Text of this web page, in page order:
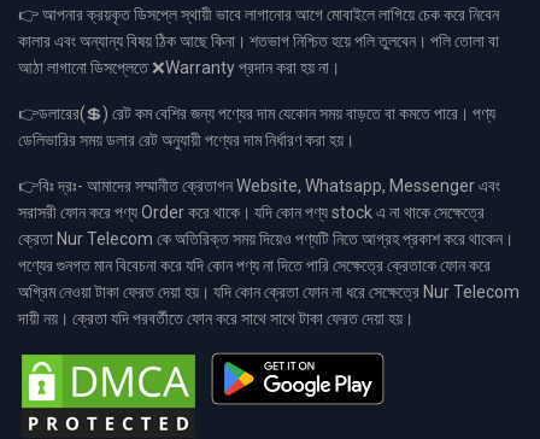
👉 আপনার ক্রয়কৃত ডিসপ্লে স্থায়ী ভাবে লাগানোর আগে মোবাইলে লাগিয়ে চেক করে নিবেন
কালার এবং অন্যান্য বিষয় ঠিক আছে কিনা। শতভাগ নিশ্চিত হয়ে পলি তুলবেন। পলি তোলা বা
আঠা লাগানো ডিসপ্লেতে ❌Warranty প্রদান করা হয় না।
👉ডলারের(💲) রেট কম বেশির জন্য পণ্যের দাম যেকোন সময় বাড়তে বা কমতে পারে। পণ্য
ডেলিভারির সময় ডলার রেট অনুযায়ী পণ্যের দাম নির্ধারণ করা হয়।
👉বিঃ দ্রঃ- আমাদের সম্মানীত ক্রেতাগন Website, Whatsapp, Messenger এবং
সরাসরী ফোন করে পণ্য Order করে থাকে। যদি কোন পণ্য stock এ না থাকে সেক্ষেত্রে
ক্রেতা Nur Telecom কে অতিরিক্ত সময় দিয়েও পণ্যটি নিতে আগ্রহ প্রকাশ করে থাকেন।
পণ্যের গুনগত মান বিবেচনা করে যদি কোন পণ্য না দিতে পারি সেক্ষেত্রে ক্রেতাকে ফোন করে
অগ্রিম নেওয়া টাকা ফেরত দেয়া হয়। যদি কোন ক্রেতা ফোন না ধরে সেক্ষেত্রে Nur Telecom
দায়ী নয়। ক্রেতা যদি পরবর্তীতে ফোন করে সাথে সাথে টাকা ফেরত দেয়া হয়।